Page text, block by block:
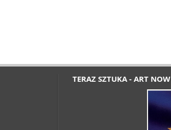
TERAZ SZTUKA - ART NOW